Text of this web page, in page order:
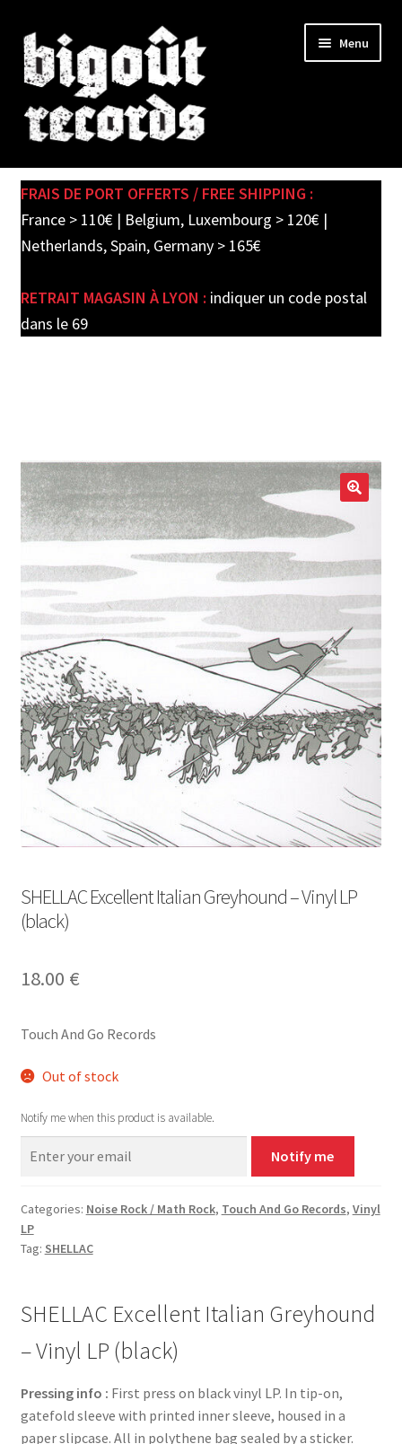
Skip
to
navigation
Skip
to
content
Menu
SHOP
child
PRE-ORDERS
FRAIS DE PORT OFFERTS / FREE SHIPPING :
France > 110€ | Belgium, Luxembourg > 120€ |
Netherlands, Spain, Germany > 165€
RETRAIT MAGASIN À LYON : indiquer un code postal
dans le 69
SHELLAC Excellent Italian Greyhound – Vinyl LP
(black)
18.00 €
Touch And Go Records
Out of stock
Notify me when this product is available.
Notify me
Categories: Noise Rock / Math Rock, Touch And Go Records, Vinyl
LP
Tag: SHELLAC
SHELLAC Excellent Italian Greyhound
– Vinyl LP (black)
Pressing info : First press on black vinyl LP. In tip-on,
gatefold sleeve with printed inner sleeve, housed in a
paper slipcase. All in polythene bag sealed by a sticker.